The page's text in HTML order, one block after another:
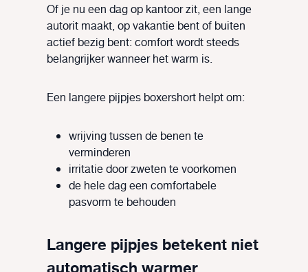
Of je nu een dag op kantoor zit, een lange
autorit maakt, op vakantie bent of buiten
actief bezig bent: comfort wordt steeds
belangrijker wanneer het warm is.
Een langere pijpjes boxershort helpt om:
wrijving tussen de benen te
verminderen
irritatie door zweten te voorkomen
de hele dag een comfortabele
pasvorm te behouden
Langere pijpjes betekent niet